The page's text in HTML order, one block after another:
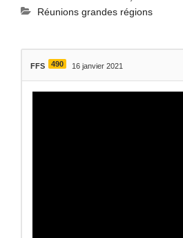
Réunions grandes régions
FFS 490 16 janvier 2021